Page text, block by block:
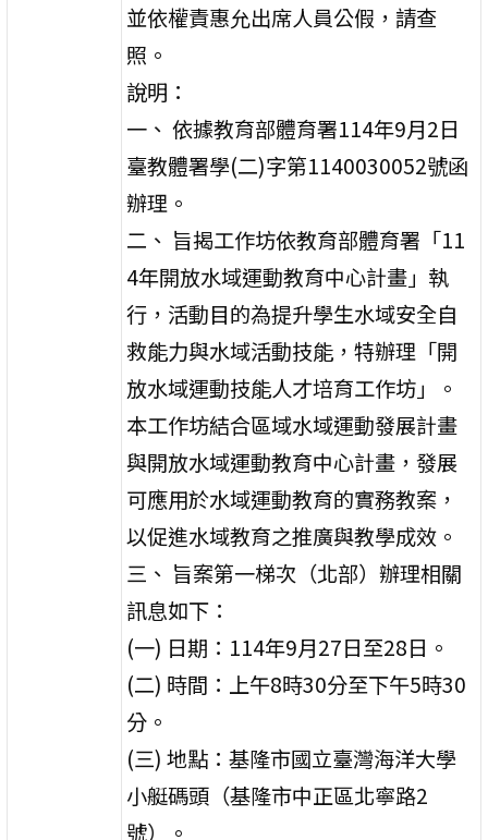
並依權責惠允出席人員公假，請查
照。
說明：
一、 依據教育部體育署114年9月2日
臺教體署學(二)字第1140030052號函
辦理。
二、 旨揭工作坊依教育部體育署「11
4年開放水域運動教育中心計畫」執
行，活動目的為提升學生水域安全自
救能力與水域活動技能，特辦理「開
放水域運動技能人才培育工作坊」。
本工作坊結合區域水域運動發展計畫
與開放水域運動教育中心計畫，發展
可應用於水域運動教育的實務教案，
以促進水域教育之推廣與教學成效。
三、 旨案第一梯次（北部）辦理相關
訊息如下：
(一) 日期：114年9月27日至28日。
(二) 時間：上午8時30分至下午5時30
分。
(三) 地點：基隆市國立臺灣海洋大學
小艇碼頭（基隆市中正區北寧路2
號）。